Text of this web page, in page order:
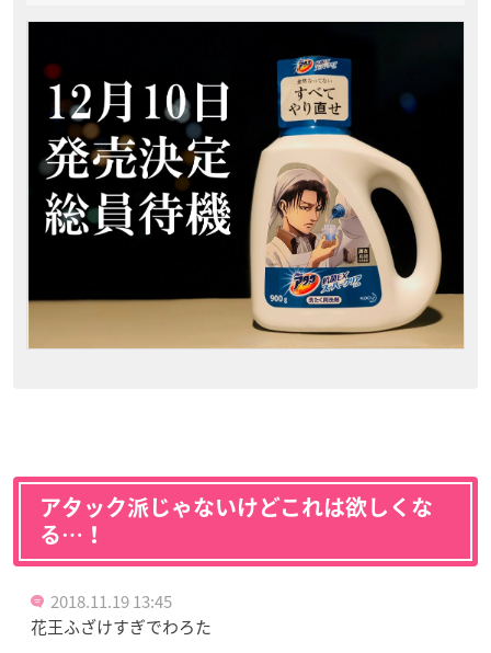
アタック派じゃないけどこれは欲しくな
る…！
2018.11.19 13:45
花王ふざけすぎでわろた